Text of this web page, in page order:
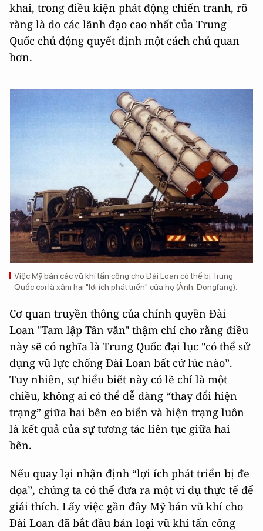
khai, trong điều kiện phát động chiến tranh, rõ
ràng là do các lãnh đạo cao nhất của Trung
Quốc chủ động quyết định một cách chủ quan
hơn.
Việc Mỹ bán các vũ khí tấn công cho Đài Loan có thể bị Trung
Quốc coi là xâm hại "lợi ích phát triển" của họ (Ảnh: Dongfang).
Cơ quan truyền thông của chính quyền Đài
Loan "Tam lập Tân văn" thậm chí cho rằng điều
này sẽ có nghĩa là Trung Quốc đại lục "có thể sử
dụng vũ lực chống Đài Loan bất cứ lúc nào”.
Tuy nhiên, sự hiểu biết này có lẽ chỉ là một
chiều, không ai có thể dễ dàng “thay đổi hiện
trạng” giữa hai bên eo biển và hiện trạng luôn
là kết quả của sự tương tác liên tục giữa hai
bên.
Nếu quay lại nhận định “lợi ích phát triển bị đe
dọa”, chúng ta có thể đưa ra một ví dụ thực tế để
giải thích. Lấy việc gần đây Mỹ bán vũ khí cho
Đài Loan đã bắt đầu bán loại vũ khí tấn công